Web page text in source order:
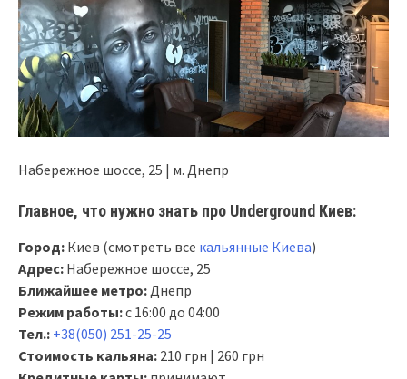
Набережное шоссе, 25 | м. Днепр
Главное, что нужно знать про Underground Киев:
Город: Киев (смотреть все кальянные Киева)
Адрес: Набережное шоссе, 25
Ближайшее метро: Днепр
Режим работы:с 16:00 до 04:00
Тел.: +38(050) 251-25-25
Стоимость кальяна: 210 грн | 260 грн